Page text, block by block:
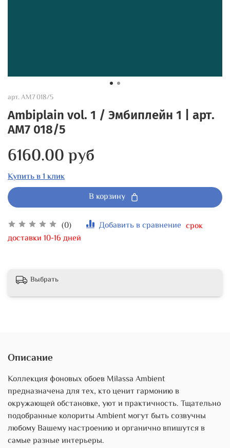
арт.AM7 018/5
Ambiplain vol. 1 / Эмбиплейн 1 | арт.
AM7 018/5
(0) Добавить в сравнение срок
доставки 10-16 дней
6160.00 руб
Купить в 1 клик
В корзину
Выбрать
Описание
Коллекция фоновых обоев Milassa Ambient
предназначена для тех, кто ценит гармонию в
окружающей обстановке, уют и практичность. Тщательно
подобранные колориты Ambient могут быть созвучны
любому Вашему настроению и органично впишутся в
самые разные интерьеры.